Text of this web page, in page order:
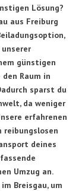
Lösung?
aus Freiburg
günstigen
Raum in
sparst du
da weniger
erfahrenen
reibungslosen
deines
Umzug an.
Breisgau, um